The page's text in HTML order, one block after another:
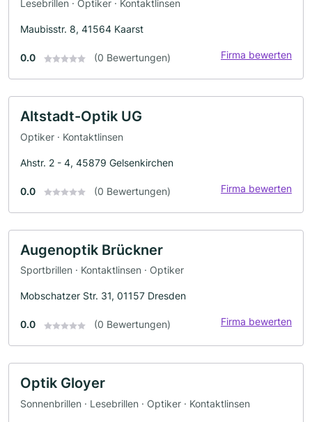
Lesebrillen · Optiker · Kontaktlinsen
Maubisstr. 8, 41564 Kaarst
0.0 (0 Bewertungen) Firma bewerten
Altstadt-Optik UG
Optiker · Kontaktlinsen
Ahstr. 2 - 4, 45879 Gelsenkirchen
0.0 (0 Bewertungen) Firma bewerten
Augenoptik Brückner
Sportbrillen · Kontaktlinsen · Optiker
Mobschatzer Str. 31, 01157 Dresden
0.0 (0 Bewertungen) Firma bewerten
Optik Gloyer
Sonnenbrillen · Lesebrillen · Optiker · Kontaktlinsen